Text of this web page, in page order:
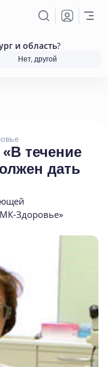
и область?
Нет, другой
«В течение
дать
Здоровье»